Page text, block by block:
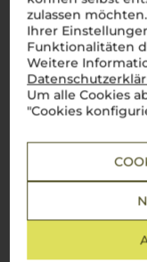
zulassen
Ihrer
Funktionalitäten
Weitere
Um alle Cookies
"Cookies
Mehr Weine aus